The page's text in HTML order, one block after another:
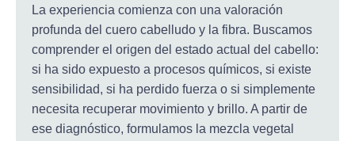
La experiencia comienza con una valoración
profunda del cuero cabelludo y la fibra. Buscamos
comprender el origen del estado actual del cabello:
si ha sido expuesto a procesos químicos, si existe
sensibilidad, si ha perdido fuerza o si simplemente
necesita recuperar movimiento y brillo. A partir de
ese diagnóstico, formulamos la mezcla vegetal